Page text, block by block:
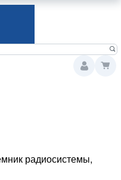
радиосистемы,